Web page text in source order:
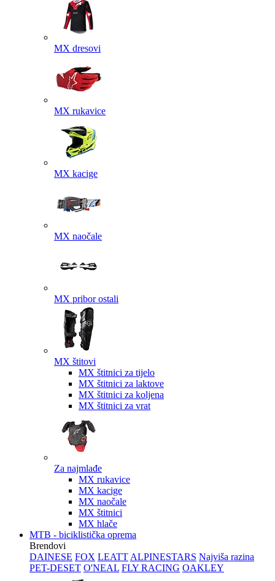
MX dresovi
MX rukavice
MX kacige
MX naočale
MX pribor ostali
MX štitovi
MX štitnici za tijelo
MX štitnici za laktove
MX štitnici za koljena
MX štitnici za vrat
Za najmlađe
MX rukavice
MX kacige
MX naočale
MX štitnici
MX hlače
MTB - biciklistička oprema
Brendovi
DAINESE FOX LEATT ALPINESTARS Najviša razina
PET-DESET O'NEAL FLY RACING OAKLEY